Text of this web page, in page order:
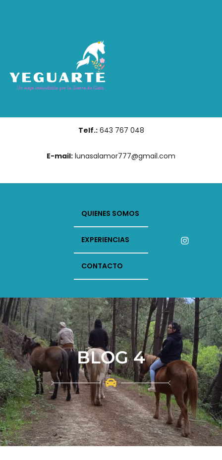
Telf.:643 767 048
E-mail: lunasalamor777@gmail.com
QUIENES SOMOS
EXPERIENCIAS
CONTACTO
Instagram
BLOG 4